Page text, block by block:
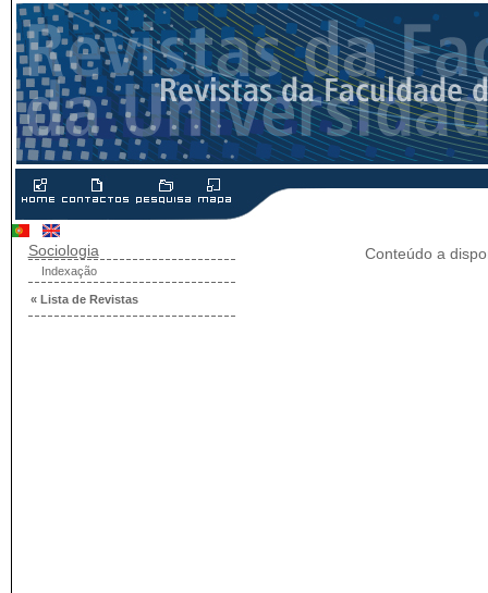
Sociologia
Indexação
« Lista de Revistas
Conteúdo a